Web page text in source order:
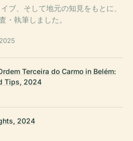
ブ、そして地元の知見をもとに、
執筆しました。
Terceira do Carmo in Belém:
Tips, 2024
2024